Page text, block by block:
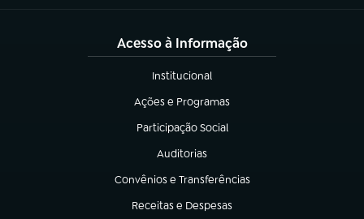
Acesso à Informação
Institucional
(abre em nova aba)
Ações e Programas
(abre em nova aba)
Participação Social
(abre em nova aba)
Auditorias
(abre em nova aba)
Convênios e Transferências
(abre em nova aba)
Receitas e Despesas
(abre em nova aba)